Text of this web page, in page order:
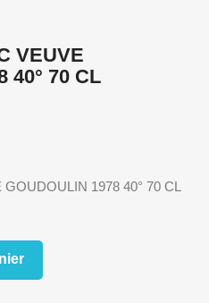
VEUVE
40° 70 CL
1978 40° 70 CL